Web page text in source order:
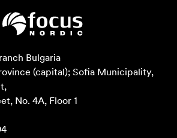
Bulgaria
(capital); Sofia Municipality,
No. 4A, Floor 1